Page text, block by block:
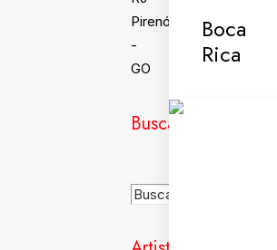
Pirenópolis
-
GO
Busca
Boca
Rica